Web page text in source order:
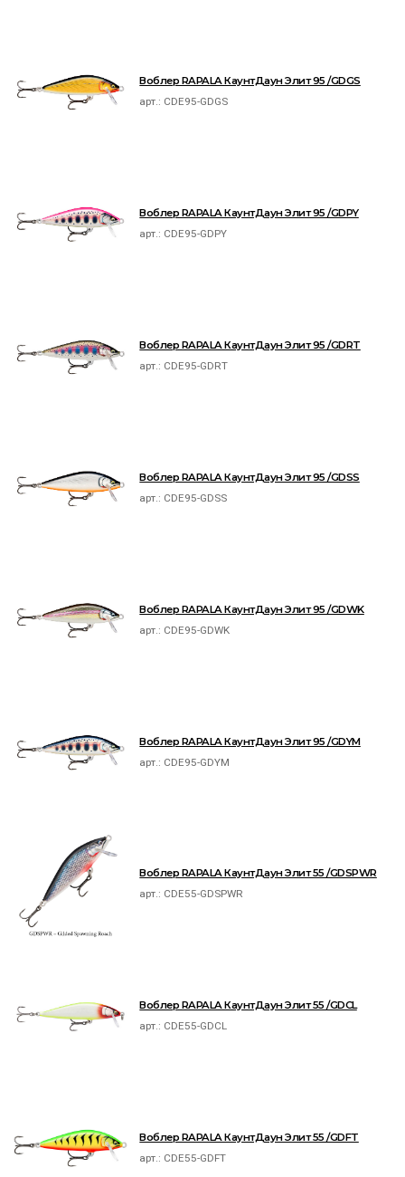
Воблер RAPALA КаунтДаун Элит 95 /GDGS
арт.: CDE95-GDGS
Воблер RAPALA КаунтДаун Элит 95 /GDPY
арт.: CDE95-GDPY
Воблер RAPALA КаунтДаун Элит 95 /GDRT
арт.: CDE95-GDRT
Воблер RAPALA КаунтДаун Элит 95 /GDSS
арт.: CDE95-GDSS
Воблер RAPALA КаунтДаун Элит 95 /GDWK
арт.: CDE95-GDWK
Воблер RAPALA КаунтДаун Элит 95 /GDYM
арт.: CDE95-GDYM
Воблер RAPALA КаунтДаун Элит 55 /GDSPWR
арт.: CDE55-GDSPWR
Воблер RAPALA КаунтДаун Элит 55 /GDCL
арт.: CDE55-GDCL
Воблер RAPALA КаунтДаун Элит 55 /GDFT
арт.: CDE55-GDFT